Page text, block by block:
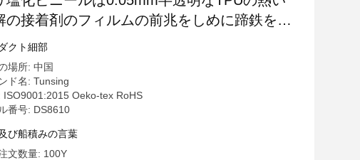
の接着剤のフィルムの前兆をしめに蹄鉄を打
クト細部
場所: 中国
ド名: Tunsing
ISO9001:2015 Oeko-tex RoHS
番号: DS8610
び船積みの言葉
文数量: 100Y